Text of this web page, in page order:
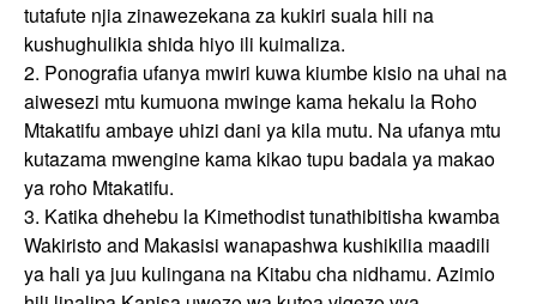
tutafute njia zinawezekana za kukiri suala hili na
kushughulikia shida hiyo ili kuimaliza.
2. Ponografia ufanya mwiri kuwa kiumbe kisio na uhai na
aiwesezi mtu kumuona mwinge kama hekalu la Roho
Mtakatifu ambaye uhizi dani ya kila mutu. Na ufanya mtu
kutazama mwengine kama kikao tupu badala ya makao
ya roho Mtakatifu.
3. Katika dhehebu la Kimethodist tunathibitisha kwamba
Wakiristo and Makasisi wanapashwa kushikilia maadili
ya hali ya juu kulingana na Kitabu cha nidhamu. Azimio